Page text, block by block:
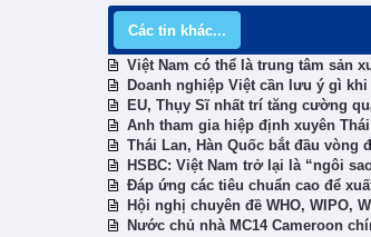
Các tin khác...
Việt Nam có thể là trung tâm sản
Doanh nghiệp Việt cần lưu ý gì
EU, Thụy Sĩ nhất trí tăng cường
Anh tham gia hiệp định xuyên
Thái Lan, Hàn Quốc bắt đầu vòng
HSBC: Việt Nam trở lại là “ngôi
Đáp ứng các tiêu chuẩn cao để
Hội nghị chuyên đề WHO, WIPO,
Nước chủ nhà MC14 Cameroon